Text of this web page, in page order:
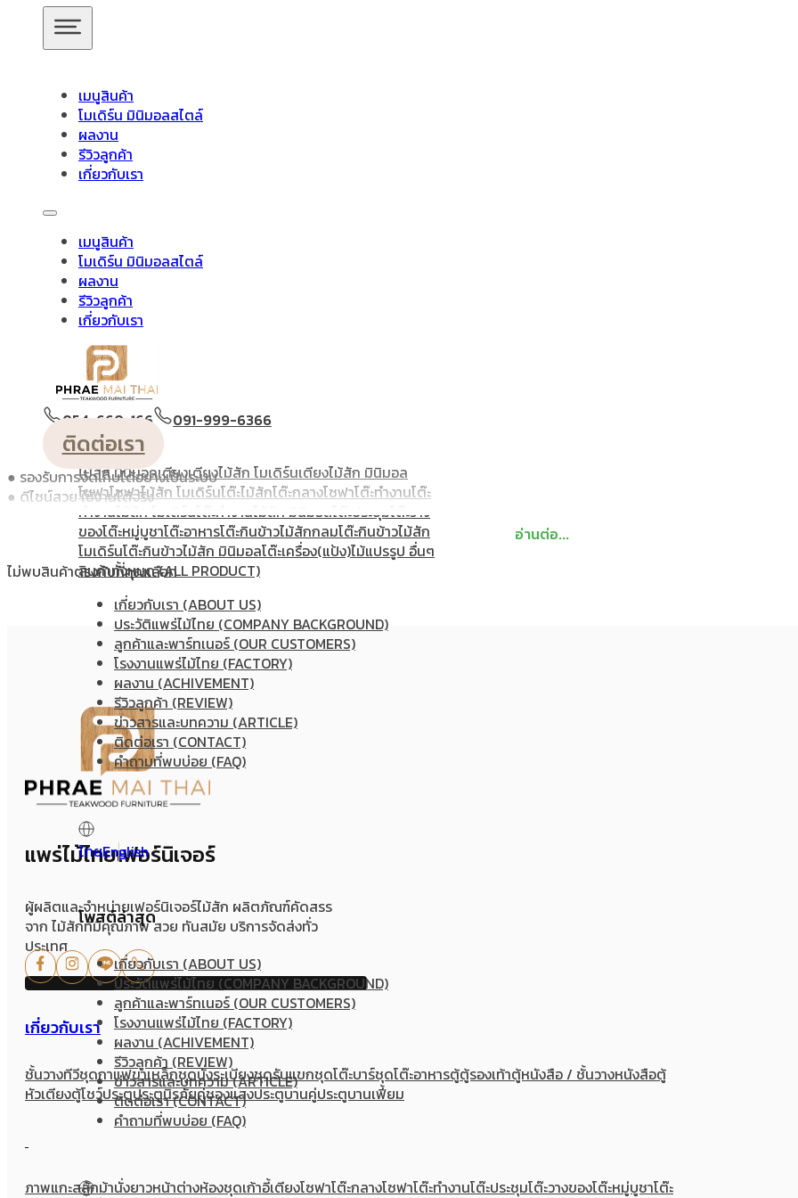
ข้ามไปยังเนื้อหาหลัก
เมนูสินค้า
โมเดิร์น มินิมอลสไตล์
ผลงาน
รีวิวลูกค้า
เกี่ยวกับเรา
เมนูสินค้า
โมเดิร์น มินิมอลสไตล์
ผลงาน
รีวิวลูกค้า
เกี่ยวกับเรา
054-660-166 091-999-6366
ติดต่อเรา
สินค้าของเรา
อัปเดตล่าสุด
วางของไม้สัก
ไม้แท้ชุดโต๊ะไม้สัก โมเดิร์น
โต๊ะอาหารตู้ตู้เสื้อผ้า
วางหนังสือตู้หัวเตียง ตู้โชว์ตู้โชว์ไม้สัก โมเดิร์น
โมเดิร์น
ประตูนิรภัยคู่ชองแสงประตูบานคู่
แกะสลักม้านั่งยาว
ไม้สัก มินิมอลเตียงเตียงไม้สัก โมเดิร์นเตียงไม้สัก มินิมอล
โซฟาโซฟาไม้สัก โมเดิร์นโต๊ะไม้สักโต๊ะกลางโซฟาโต๊ะทำงานโต๊ะ
ทํางานไม้สัก โมเดิร์นโต๊ะทำงานไม้สัก มินิมอลโต๊ะประชุมโต๊ะวาง
ของโต๊ะหมู่บูชาโต๊ะอาหารโต๊ะกินข้าวไม้สักกลมโต๊ะกินข้าวไม้สัก
โมเดิร์นโต๊ะกินข้าวไม้สัก มินิมอลโต๊ะเครื่อง(แป้ง)ไม้แปรรูป อื่นๆ
สินค้าทั้งหมด (ALL PRODUCT)
เกี่ยวกับเรา (ABOUT US)
ประวัติแพร่ไม้ไทย (COMPANY BACKGROUND)
ลูกค้าและพาร์ทเนอร์ (OUR CUSTOMERS)
โรงงานแพร่ไม้ไทย (FACTORY)
ผลงาน (ACHIVEMENT)
รีวิวลูกค้า (REVIEW)
ข่าวสารและบทความ (ARTICLE)
ติดต่อเรา (CONTACT)
คำถามที่พบบ่อย (FAQ)
English
ไทย
โพสต์ล่าสุด
เกี่ยวกับเรา (ABOUT US)
ประวัติแพร่ไม้ไทย (COMPANY BACKGROUND)
ลูกค้าและพาร์ทเนอร์ (OUR CUSTOMERS)
โรงงานแพร่ไม้ไทย (FACTORY)
ผลงาน (ACHIVEMENT)
รีวิวลูกค้า (REVIEW)
ข่าวสารและบทความ (ARTICLE)
ติดต่อเรา (CONTACT)
คำถามที่พบบ่อย (FAQ)
ตู้เสื้อผ้าไม้สักแท้ จัดเก็บครบ เป็นร
พร้อมเติมความสวยงามให้ห้องนอน
ห้องนอนที่น่าอยู่เริ่มต้นจากการจัดเก็บที่ดี
FurTeak ออกแบบตู้เสื้อผ้าให้ตอบโจทย์ทั้งการใช้งานและความสวยงาม ด้วยพื้นที่จัดเก็บที่ครบครัน ผสานกับเสน่ห์ของไม้สักแท้ที่ให้ความรู้สึก
ชุดทำงาน กระเป๋า หรือของใช้ส่วนตัว ทุกอย่างสามารถจัดเก็บได้อย่างเป็นสัดส่วน ช่วยให้การใช้ชีวิตในแต่ละวันสะดวกและคล่องตัวยิ่งขึ้น
ผลิตจากไม้สักแท้ 100%
รองรับการจัดเก็บได้อย่างเป็นระบบ
ดีไซน์สวย ใช้งานได้จริง
แข็งแรง ทนทาน คุ้มค่าในระยะยาว
ทำไมตู้เสื้อผ้าไม้สักจึงเป็นตัวเลือกที่คุ้มค่า
พื้นที่จัดเก็บที่ออกแบบเพื่อการใช้งานจริง
ตู้เสื้อผ้าจาก FurTeak ถูกออกแบบให้รองรับการใช้งานในชีวิตประจำวันอย่างครบถ้วน ทั้งราวแขวน ชั้นวาง และพื้นที่เก็บของอเนกประสงค์ ช่ว
ไม้สักแท้ แข็งแรง ใช้งานได้ยาวนาน
ด้วยคุณสมบัติของไม้สักที่มีความแข็งแรงตามธรรมชาติ ทนต่อสภาพอากาศและความชื้นได้ดี จึงเหมาะสำหรับการใช้งานภายในบ้านในระยะยา
การใช้งานเป็นเวลานาน
เติมความโดดเด่นให้ห้องนอน
นอกจากประโยชน์ด้านการจัดเก็บแล้ว ตู้เสื้อผ้ายังเป็นเฟอร์นิเจอร์ชิ้นใหญ่ที่ส่งผลต่อภาพรวมของห้อง การเลือกตู้เสื้อผ้าไม้สักช่วยเพิ่มมิติแ
อบอุ่นและน่าอยู่มากยิ่งขึ้น
ดีไซน์ที่เข้ากับบ้านหลากหลายสไตล์
เลือกตู้เสื้อผ้าอย่างไรให้เหมาะกับการใช้งาน
พิจารณาขนาดห้องและพื้นที่ติดตั้ง
เลือกจำนวนบานและฟังก์ชันให้เหมาะกับการใช้งาน
คำนึงถึงพื้นที่แขวนเสื้อผ้าและชั้นเก็บของภายใน
เลือกวัสดุที่มีความแข็งแรงและรองรับการใช้งานระยะยาว
FurTeak พร้อมนำเสนอตู้เสื้อผ้าไม้สักแท้ที่ผสานความสวยงามของงานไม้เข้ากับฟังก์ชันการจัดเก็บอย่างลงตัว เพื่อให้ห้องนอนของคุณเ
อย่างเป็นระเบียบ สวยงาม และตอบโจทย์การใช้ชีวิตในทุกวัน
อ่านต่อ...
ไม่พบสินค้าตรงกับที่คุณเลือก
แพร่ไม้ไทยเฟอร์นิเจอร์
ผู้ผลิตและจำหน่ายเฟอร์นิเจอร์ไม้สัก ผลิตภัณฑ์คัดสรร
จาก ไม้สักที่มีคุณภาพ สวย ทันสมัย บริการจัดส่งทั่ว
ประเทศ
เกี่ยวกับเรา
ชั้นวางทีวีชุดกาแฟขาเหล็กชุดนั่งระเบียงชุดรับแขกชุดโต๊ะบาร์ชุดโต๊ะอาหารตู้ตู้รองเท้าตู้หนังสือ / ชั้นวางหนังสือตู้
หัวเตียงตู้โชว์ประตูประตูนิรภัยคู่ชองแสงประตูบานคู่ประตูบานเฟี้ยม
ภาพแกะสลักม้านั่งยาวหน้าต่างห้องชุดเก้าอี้เตียงโซฟาโต๊ะกลางโซฟาโต๊ะทำงานโต๊ะประชุมโต๊ะวางของโต๊ะหมู่บูชาโต๊ะ